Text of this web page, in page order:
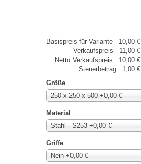
Basispreis für Variante
10,00 €
Verkaufspreis
11,00 €
Netto Verkaufspreis
10,00 €
Steuerbetrag
1,00 €
Größe
250 x 250 x 500 +0,00 €
Material
Stahl - S253 +0,00 €
Griffe
Nein +0,00 €